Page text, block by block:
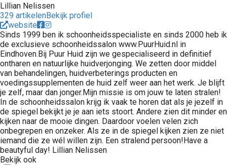
Lillian Nelissen
329 artikelenBekijk profiel
website
Sinds 1999 ben ik schoonheidsspecialiste en sinds 2000 heb ik
de exclusieve schoonheidssalon www.PuurHuid.nl in
Eindhoven.Bij Puur Huid zijn we gespecialiseerd in definitief
ontharen en natuurlijke huidverjonging. We zetten door middel
van behandelingen, huidverbeterings producten en
voedingssupplementen de huid zelf weer aan het werk. Je blijft
je zelf, maar dan jonger.Mijn missie is om jouw te laten stralen!
In de schoonheidssalon krijg ik vaak te horen dat als je jezelf in
de spiegel bekijkt je je aan iets stoort. Andere zien dit minder en
kijken naar de mooie dingen. Daardoor voelen velen zich
onbegrepen en onzeker. Als ze in de spiegel kijken zien ze niet
iemand die ze wél willen zijn. Een stralend persoon!Have a
beautyful day! Lillian Nelissen
Bekijk ook